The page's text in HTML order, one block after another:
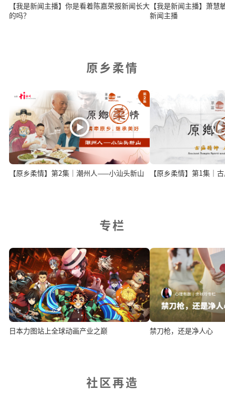
【我是新闻主播】你是看着陈嘉荣报新闻长大
的吗？
【我是新闻主播】萧慧
新闻主播
原乡柔情
【原乡柔情】第2集｜潮州人——小汕头新山
专栏
日本力图站上全球动画产业之巅 禁刀枪，还是净人心
社区再造